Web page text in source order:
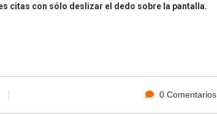
citas con sólo deslizar el dedo sobre la pantalla.
0 Comentarios